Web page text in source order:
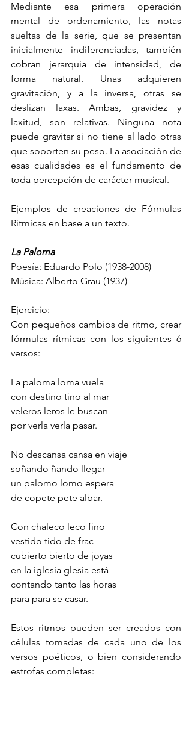
Mediante esa primera operación
mental de ordenamiento, las notas
sueltas de la serie, que se presentan
inicialmente indiferenciadas, también
cobran jerarquía de intensidad, de
forma natural. Unas adquieren
gravitación, y a la inversa, otras se
deslizan laxas. Ambas, gravidez y
laxitud, son relativas. Ninguna nota
puede gravitar si no tiene al lado otras
que soporten su peso. La asociación de
esas cualidades es el fundamento de
toda percepción de carácter musical.
Ejemplos de creaciones de Fórmulas
Rítmicas en base a un texto.
La Paloma
Poesía: Eduardo Polo (1938-2008)
Música: Alberto Grau (1937)
Ejercicio:
Con pequeños cambios de ritmo, crear
fórmulas rítmicas con los siguientes 6
versos:
La paloma loma vuela
con destino tino al mar
veleros leros le buscan
por verla verla pasar.
No descansa cansa en viaje
soñando ñando llegar
un palomo lomo espera
de copete pete albar.
Con chaleco leco fino
vestido tido de frac
cubierto bierto de joyas
en la iglesia glesia está
contando tanto las horas
para para se casar.
Estos ritmos pueden ser creados con
células tomadas de cada uno de los
versos poéticos, o bien considerando
estrofas completas: